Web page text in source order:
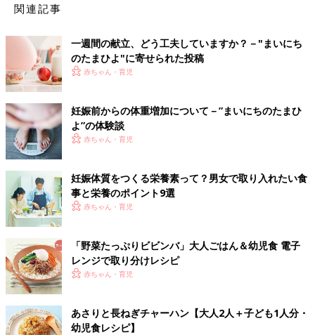
関連記事
一週間の献立、どう工夫していますか？－"まいにち
のたまひよ"に寄せられた投稿
赤ちゃん・育児
妊娠前からの体重増加について－”まいにちのたまひ
よ”の体験談
赤ちゃん・育児
妊娠体質をつくる栄養素って？男女で取り入れたい食
事と栄養のポイント9選
赤ちゃん・育児
「野菜たっぷりビビンバ」大人ごはん＆幼児食 電子
レンジで取り分けレシピ
赤ちゃん・育児
あさりと長ねぎチャーハン【大人2人＋子ども1人分・
幼児食レシピ】